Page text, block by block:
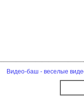
Видео-баш - веселые